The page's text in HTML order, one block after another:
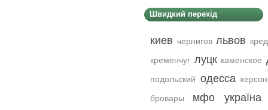
Швидкий перехід
киев чернигов львов
кременчуг луцк каменское
подольский одесса херсон
бровары
мфо україна